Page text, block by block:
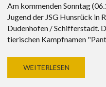
Am kommenden Sonntag
Jugend der JSG Hunsrück in
Dudenhofen / Schifferstadt.
tierischen Kampfnamen
WEITERLESEN